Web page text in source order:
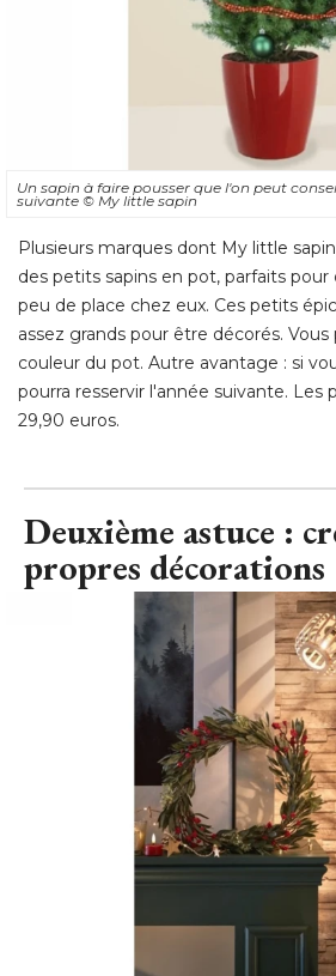
Un sapin à faire pousser que l'on peut
suivante © My little sapin
Plusieurs marques dont My little
des petits sapins en pot, parfaits
peu de place chez eux. Ces petits
assez grands pour être décorés. Vous
couleur du pot. Autre avantage : si
pourra resservir l'année suivante. Les
29,90 euros.
Deuxième astuce :
propres décorations